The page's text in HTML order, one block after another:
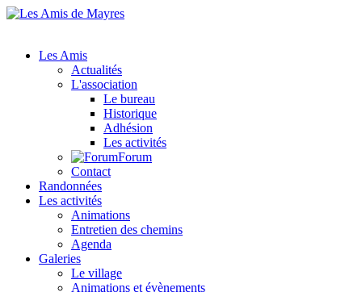
Les Amis
Actualités
L'association
Le bureau
Historique
Adhésion
Les activités
Forum
Contact
Randonnées
Les activités
Animations
Entretien des chemins
Agenda
Galeries
Le village
Animations et évènements